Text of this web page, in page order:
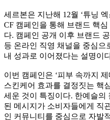
세르본은 지난해 12월 ‘튜닝
CF 캠페인을 통해 브랜드 핵
다. 캠페인 공개 이후 브랜드
등 온라인 직영 채널을 중심
내 성과로 이어졌다는 설명이
이번 캠페인은 ‘피부 속까지
스킨케어 효과를 결정짓는 핵
세운 것이 특징이다. 한예슬의
된 메시지가 소비자들에게 직
인 커뮤니티를 중심으로 자발